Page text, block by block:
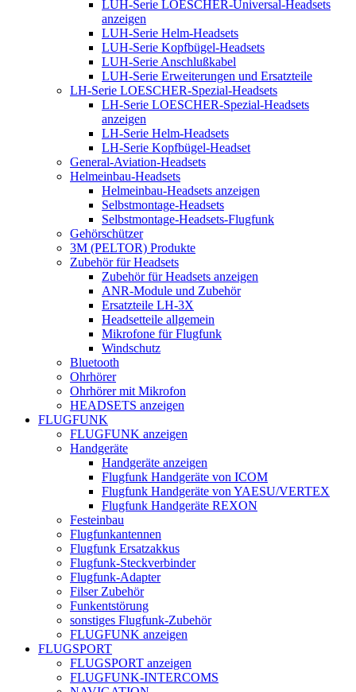
LUH-Serie LOESCHER-Universal-Headsets
anzeigen
LUH-Serie Helm-Headsets
LUH-Serie Kopfbügel-Headsets
LUH-Serie Anschlußkabel
LUH-Serie Erweiterungen und Ersatzteile
LH-Serie LOESCHER-Spezial-Headsets
LH-Serie LOESCHER-Spezial-Headsets
anzeigen
LH-Serie Helm-Headsets
LH-Serie Kopfbügel-Headset
General-Aviation-Headsets
Helmeinbau-Headsets
Helmeinbau-Headsets anzeigen
Selbstmontage-Headsets
Selbstmontage-Headsets-Flugfunk
Gehörschützer
3M (PELTOR) Produkte
Zubehör für Headsets
Zubehör für Headsets anzeigen
ANR-Module und Zubehör
Ersatzteile LH-3X
Headsetteile allgemein
Mikrofone für Flugfunk
Windschutz
Bluetooth
Ohrhörer
Ohrhörer mit Mikrofon
HEADSETS anzeigen
FLUGFUNK
FLUGFUNK anzeigen
Handgeräte
Handgeräte anzeigen
Flugfunk Handgeräte von ICOM
Flugfunk Handgeräte von YAESU/VERTEX
Flugfunk Handgeräte REXON
Festeinbau
Flugfunkantennen
Flugfunk Ersatzakkus
Flugfunk-Steckverbinder
Flugfunk-Adapter
Filser Zubehör
Funkentstörung
sonstiges Flugfunk-Zubehör
FLUGFUNK anzeigen
FLUGSPORT
FLUGSPORT anzeigen
FLUGFUNK-INTERCOMS